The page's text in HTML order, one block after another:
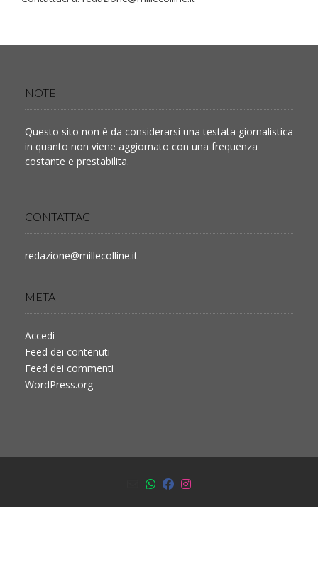
NOTE
Questo sito non è da considerarsi una testata giornalistica
in quanto non viene aggiornato con una frequenza
costante e prestabilita.
CONTATTACI
redazione@millecolline.it
META
Accedi
Feed dei contenuti
Feed dei commenti
WordPress.org